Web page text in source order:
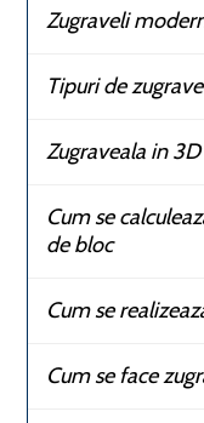
Zugraveli
Tipuri de
Zugraveala in 3D
Cum se
de bloc
Cum se
Cum se face